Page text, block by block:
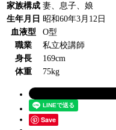
家族構成 妻、息子、娘
生年月日 昭和60年3月12日
血液型
O型
職業
私立校講師
身長
169cm
体重
75kg
Save